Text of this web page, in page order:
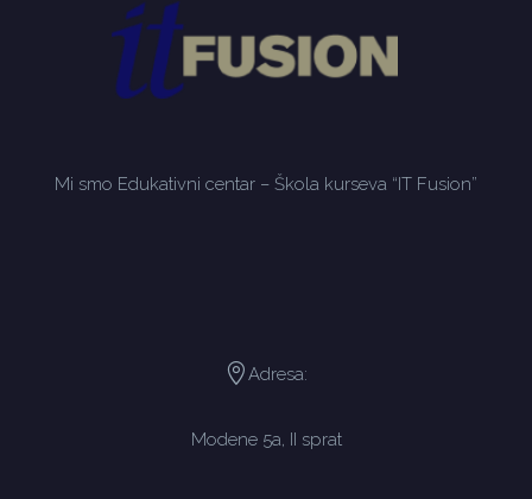
Mi smo Edukativni centar – Škola kurseva “IT Fusion”
Adresa:
Modene 5a, II sprat